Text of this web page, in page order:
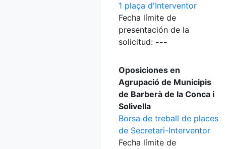
1 plaça d'Interventor
Fecha límite de
presentación de la
solicitud: ---
Oposiciones en
Agrupació de Municipis
de Barberà de la Conca i
Solivella
Borsa de treball de places
de Secretari-Interventor
Fecha límite de